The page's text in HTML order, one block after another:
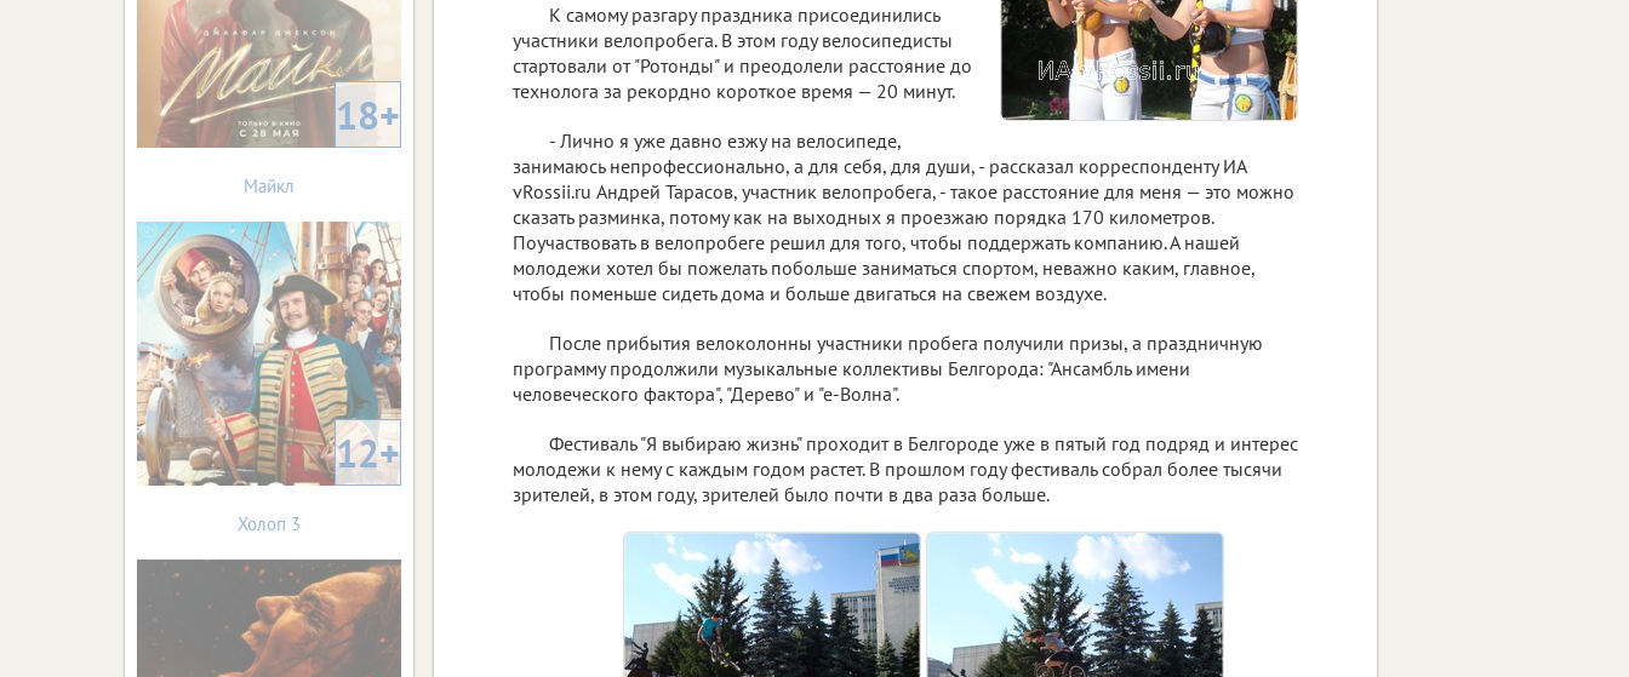
К самому разгару праздника присоединились
участники велопробега. В этом году велосипедисты
стартовали от "Ротонды" и преодолели расстояние до
технолога за рекордно короткое время — 20 минут.
- Лично я уже давно езжу на велосипеде,
занимаюсь непрофессионально, а для себя, для души, - рассказал корреспонденту ИА
vRossii.ru Андрей Тарасов, участник велопробега, - такое расстояние для меня — это можно
сказать разминка, потому как на выходных я проезжаю порядка 170 километров.
Поучаствовать в велопробеге решил для того, чтобы поддержать компанию. А нашей
молодежи хотел бы пожелать побольше заниматься спортом, неважно каким, главное,
чтобы поменьше сидеть дома и больше двигаться на свежем воздухе.
После прибытия велоколонны участники пробега получили призы, а праздничную
программу продолжили музыкальные коллективы Белгорода: "Ансамбль имени
человеческого фактора", "Дерево" и "е-Волна".
Фестиваль "Я выбираю жизнь" проходит в Белгороде уже в пятый год подряд и интерес
молодежи к нему с каждым годом растет. В прошлом году фестиваль собрал более тысячи
зрителей, в этом году, зрителей было почти в два раза больше.
18+
Майкл
12+
Холоп 3